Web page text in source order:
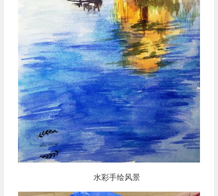
水彩手绘风景